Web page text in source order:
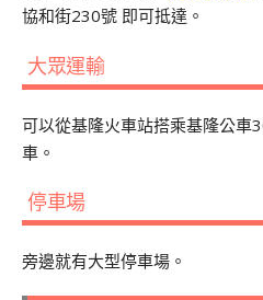
協和街230號 即可抵達。
大眾運輸
可以從基隆火車站搭乘基隆公車
車。
停車場
旁邊就有大型停車場。